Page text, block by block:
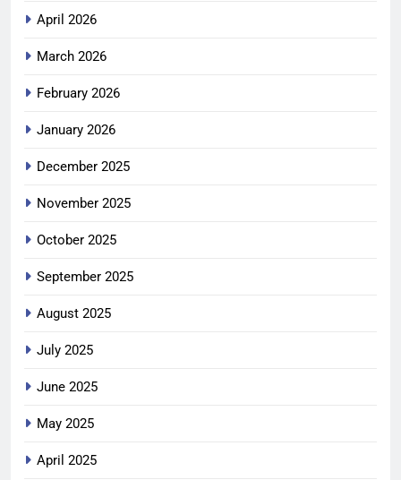
April 2026
March 2026
February 2026
January 2026
December 2025
November 2025
October 2025
September 2025
August 2025
July 2025
June 2025
May 2025
April 2025